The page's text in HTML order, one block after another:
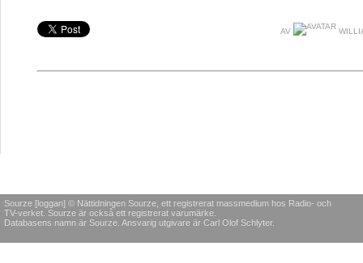
AV
Sourze [loggan] © Nättidningen Sourze, ett registrerat massmedium hos Radio- och
TV-verket. Sourze är också ett registrerat varumärke.
Databasens namn är Sourze. Ansvarig utgivare är Carl Olof Schlyter.